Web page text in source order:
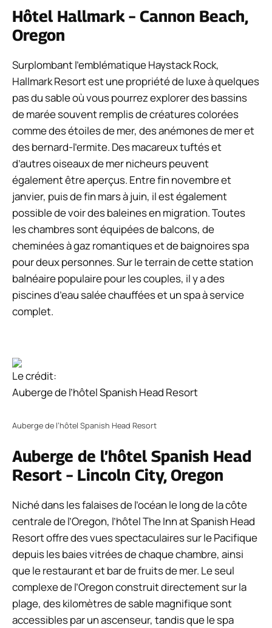
Hôtel Hallmark – Cannon Beach,
Oregon
Surplombant l’emblématique Haystack Rock,
Hallmark Resort est une propriété de luxe à quelques
pas du sable où vous pourrez explorer des bassins
de marée souvent remplis de créatures colorées
comme des étoiles de mer, des anémones de mer et
des bernard-l’ermite. Des macareux tuftés et
d’autres oiseaux de mer nicheurs peuvent
également être aperçus. Entre fin novembre et
janvier, puis de fin mars à juin, il est également
possible de voir des baleines en migration. Toutes
les chambres sont équipées de balcons, de
cheminées à gaz romantiques et de baignoires spa
pour deux personnes. Sur le terrain de cette station
balnéaire populaire pour les couples, il y a des
piscines d’eau salée chauffées et un spa à service
complet.
Le crédit:
Auberge de l’hôtel Spanish Head Resort
Auberge de l’hôtel Spanish Head Resort
Auberge de l’hôtel Spanish Head
Resort – Lincoln City, Oregon
Niché dans les falaises de l’océan le long de la côte
centrale de l’Oregon, l’hôtel The Inn at Spanish Head
Resort offre des vues spectaculaires sur le Pacifique
depuis les baies vitrées de chaque chambre, ainsi
que le restaurant et bar de fruits de mer. Le seul
complexe de l’Oregon construit directement sur la
plage, des kilomètres de sable magnifique sont
accessibles par un ascenseur, tandis que le spa